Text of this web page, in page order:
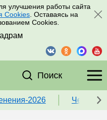
улучшения работы сайта
Cookies . Оставаясь на
Cookies.
Поиск
2026 Чек-